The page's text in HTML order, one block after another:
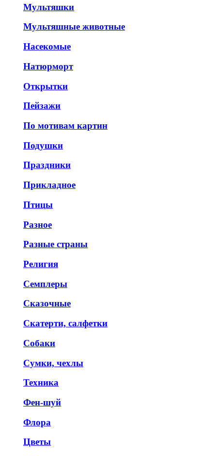
Мультяшки
Мультяшные животные
Насекомые
Натюрморт
Открытки
Пейзажи
По мотивам картин
Подушки
Праздники
Прикладное
Птицы
Разное
Разные страны
Религия
Семплеры
Сказочные
Скатерти, салфетки
Собаки
Сумки, чехлы
Техника
Фен-шуй
Флора
Цветы